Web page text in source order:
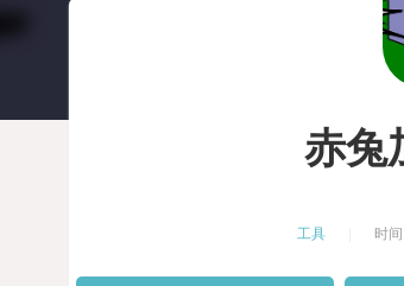
赤兔
工具 时